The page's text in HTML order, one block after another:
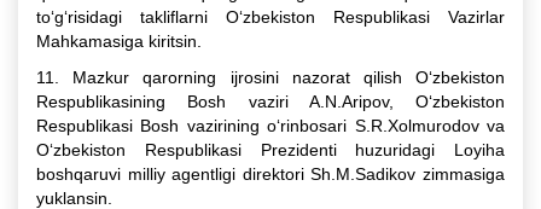
to‘g‘risidagi takliflarni O‘zbekiston Respublikasi Vazirlar
Mahkamasiga kiritsin.
11. Mazkur qarorning ijrosini nazorat qilish O‘zbekiston
Respublikasining Bosh vaziri A.N.Aripov, O‘zbekiston
Respublikasi Bosh vazirining o‘rinbosari S.R.Xolmurodov va
O‘zbekiston Respublikasi Prezidenti huzuridagi Loyiha
boshqaruvi milliy agentligi direktori Sh.M.Sadikov zimmasiga
yuklansin.